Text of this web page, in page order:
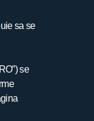
sa se
se